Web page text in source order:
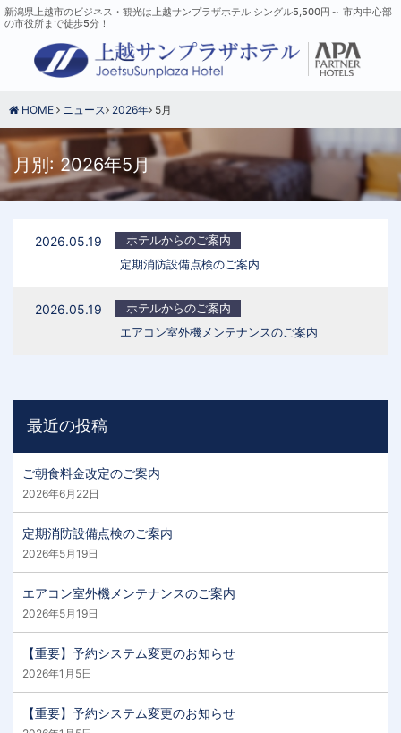
新潟県上越市のビジネス・観光は上越サンプラザホテル シングル5,500円～ 市内中心部
の市役所まで徒歩5分！
HOME ニュース 2026年 5月
月別: 2026年5月
2026.05.19
ホテルからのご案内
定期消防設備点検のご案内
2026.05.19
ホテルからのご案内
エアコン室外機メンテナンスのご案内
最近の投稿
ご朝食料金改定のご案内
2026年6月22日
定期消防設備点検のご案内
2026年5月19日
エアコン室外機メンテナンスのご案内
2026年5月19日
【重要】予約システム変更のお知らせ
2026年1月5日
【重要】予約システム変更のお知らせ